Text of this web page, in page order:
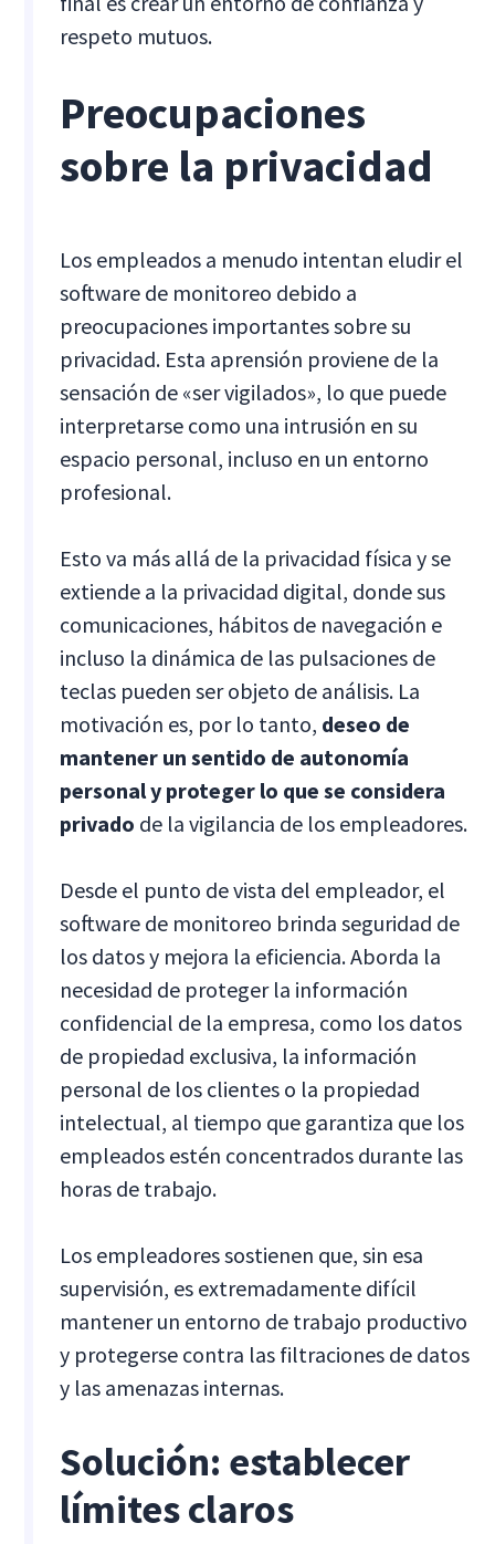
respeto mutuos.
Preocupaciones
sobre la privacidad
Los empleados a menudo intentan eludir el
software de monitoreo debido a
preocupaciones importantes sobre su
privacidad. Esta aprensión proviene de la
sensación de «ser vigilados», lo que puede
interpretarse como una intrusión en su
espacio personal, incluso en un entorno
profesional.
Esto va más allá de la privacidad física y se
extiende a la privacidad digital, donde sus
comunicaciones, hábitos de navegación e
incluso la dinámica de las pulsaciones de
teclas pueden ser objeto de análisis. La
motivación es, por lo tanto, deseo de
mantener un sentido de autonomía
personal y proteger lo que se considera
privado de la vigilancia de los empleadores.
Desde el punto de vista del empleador, el
software de monitoreo brinda seguridad de
los datos y mejora la eficiencia. Aborda la
necesidad de proteger la información
confidencial de la empresa, como los datos
de propiedad exclusiva, la información
personal de los clientes o la propiedad
intelectual, al tiempo que garantiza que los
empleados estén concentrados durante las
horas de trabajo.
Los empleadores sostienen que, sin esa
supervisión, es extremadamente difícil
mantener un entorno de trabajo productivo
y protegerse contra las filtraciones de datos
y las amenazas internas.
Solución: establecer
límites claros